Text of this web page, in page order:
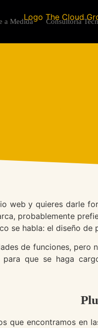
a Medida Consultoría
web y quieres darle
probablemente
se habla: el diseño de
de funciones,
que se haga
que encontramos en